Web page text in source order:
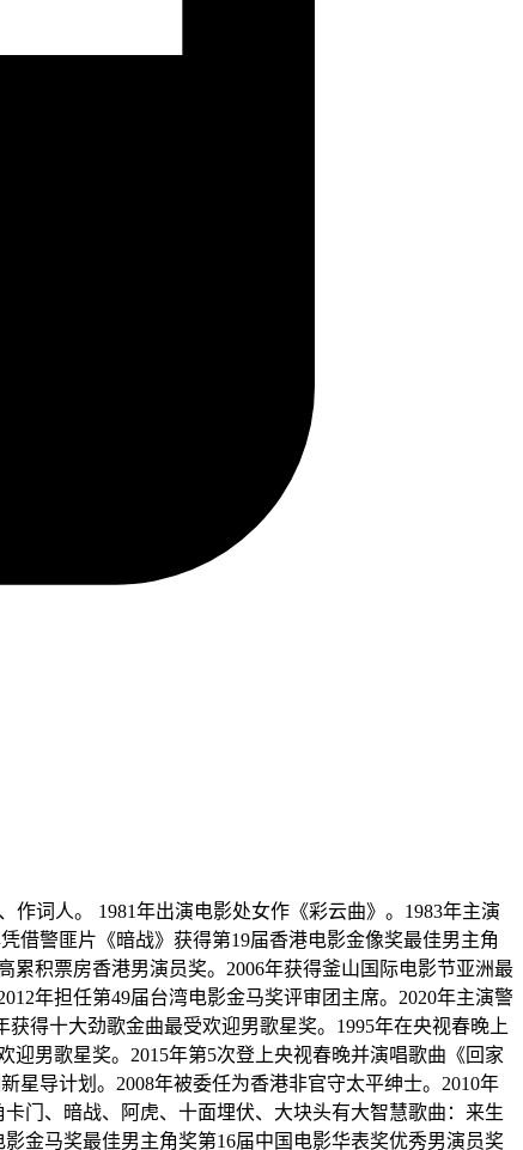
词人。 1981年出演电影处女作《彩云曲》。1983年主演
借警匪片《暗战》获得第19届香港电影金像奖最佳男主角
累积票房香港男演员奖。2006年获得釜山国际电影节亚洲最
年担任第49届台湾电影金马奖评审团主席。2020年主演警
得十大劲歌金曲最受欢迎男歌星奖。1995年在央视春晚上
男歌星奖。2015年第5次登上央视春晚并演唱歌曲《回家
星导计划。2008年被委任为香港非官守太平绅士。2010年
门、暗战、阿虎、十面埋伏、大块头有大智慧歌曲：来生
金马奖最佳男主角奖第16届中国电影华表奖优秀男演员奖